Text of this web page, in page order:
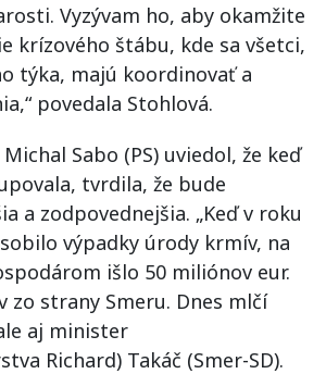
Vyzývam ho, aby okamžite
krízového štábu, kde sa všetci,
týka, majú koordinovať a
povedala Stohlová.
Michal Sabo (PS) uviedol, že keď
tvrdila, že bude
a zodpovednejšia. „Keď v roku
výpadky úrody krmív, na
išlo 50 miliónov eur.
zo strany Smeru. Dnes mlčí
aj minister
Richard) Takáč (Smer-SD).